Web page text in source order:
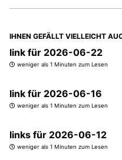
IHNEN GEFÄLLT VIELLEICHT
link für 2026-06-22
weniger als 1 Minuten zum Lesen
link für 2026-06-16
weniger als 1 Minuten zum Lesen
links für 2026-06-12
weniger als 1 Minuten zum Lesen